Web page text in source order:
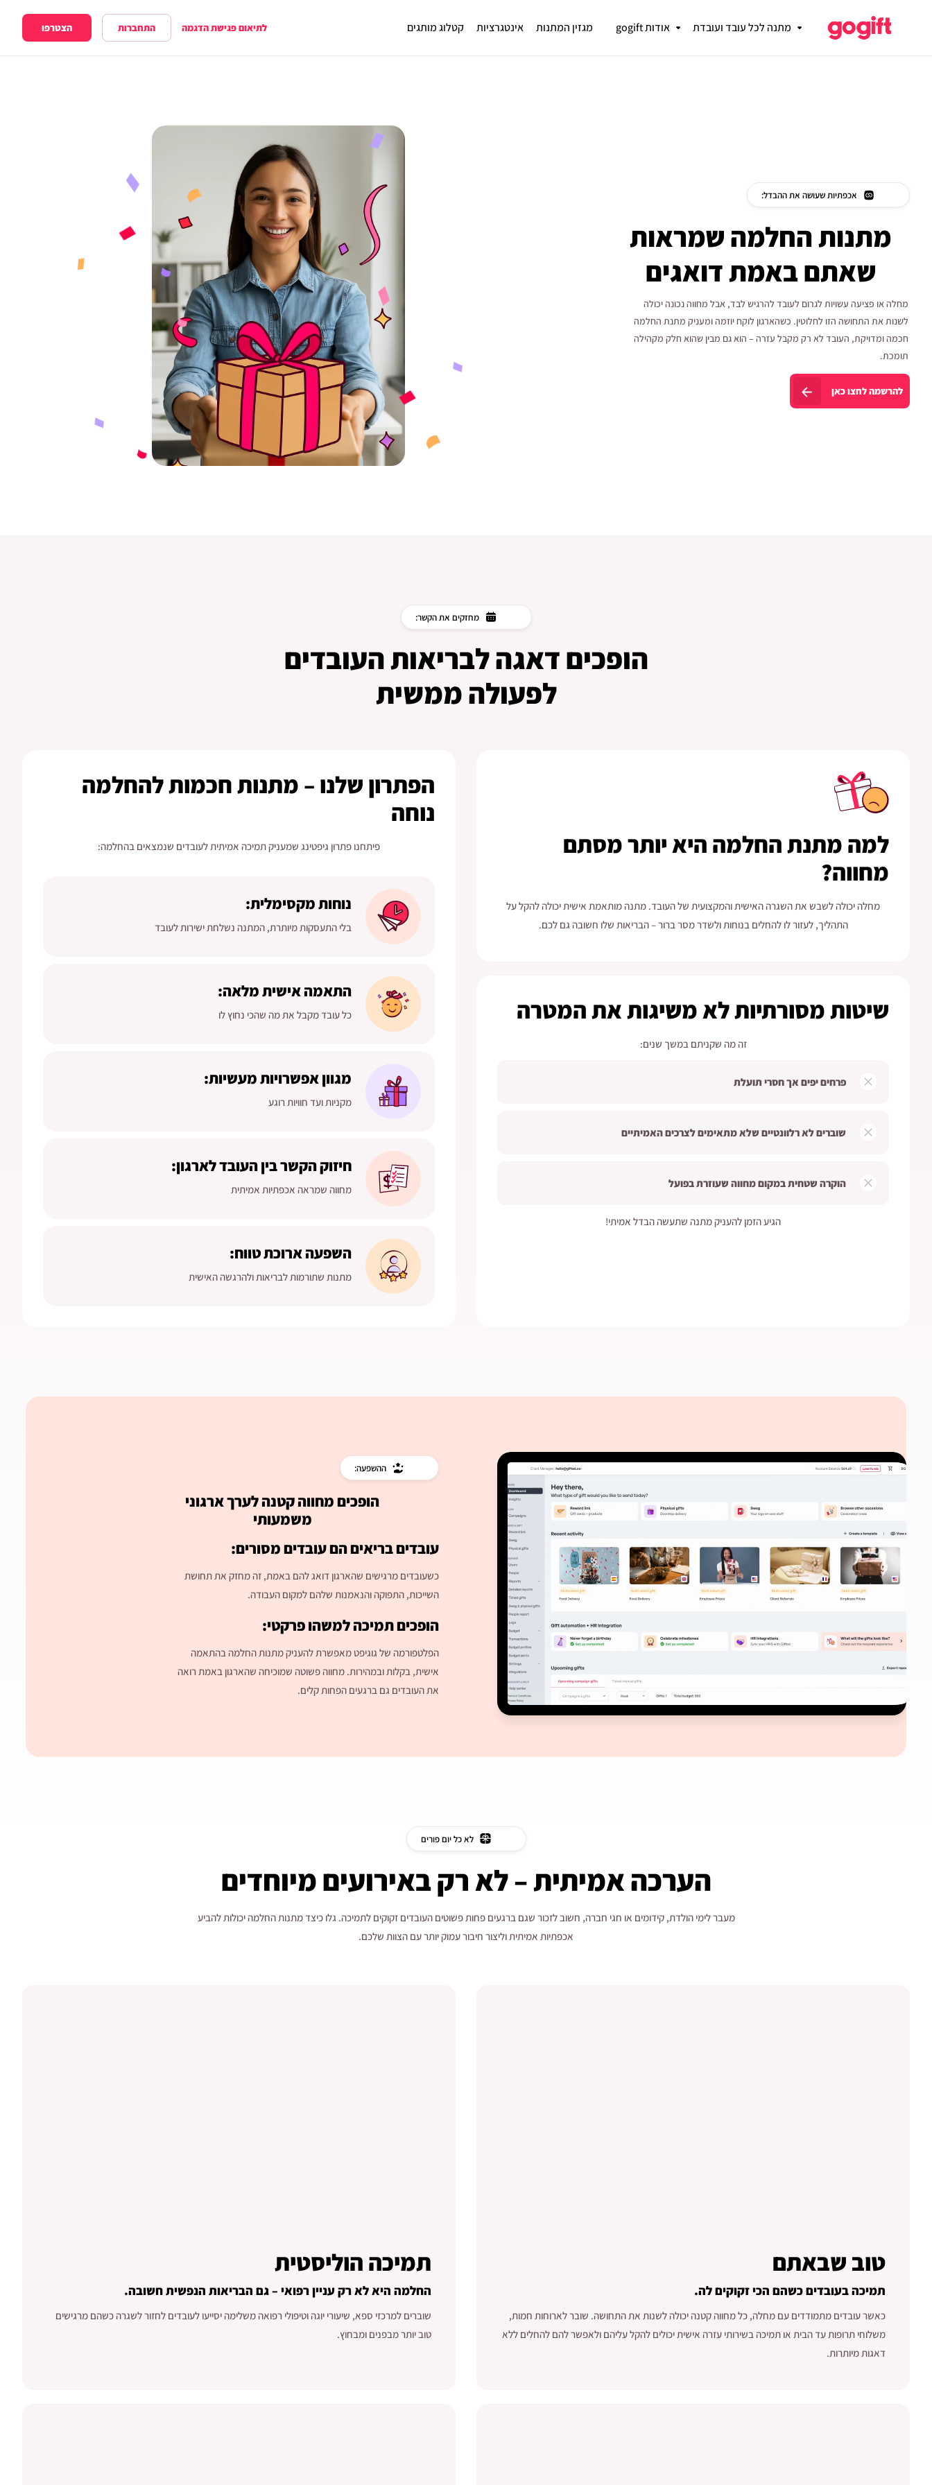
מתנה לכל עובד ועובדת אודות gogift מגזין המתנות אינטגרציות קטלוג מותגים לתיאום פגישת הדגמה התחברות הצטרפו
אכפתיות שעושה את ההבדל:
מתנות החלמה שמראות
שאתם באמת דואגים
מחלה או פציעה עשויות לגרום לעובד להרגיש לבד, אבל מחווה נכונה יכולה
לשנות את התחושה הזו לחלוטין. כשהארגון לוקח יוזמה ומעניק מתנת החלמה
חכמה ומדויקת, העובד לא רק מקבל עזרה – הוא גם מבין שהוא חלק מקהילה
תומכת.
להרשמה לחצו כאן
מחזקים את הקשר:
הופכים דאגה לבריאות העובדים
לפעולה ממשית
למה מתנת החלמה היא יותר מסתם
מחווה?
מחלה יכולה לשבש את השגרה האישית והמקצועית של העובד. מתנה מותאמת אישית יכולה להקל על
התהליך, לעזור לו להחלים בנוחות ולשדר מסר ברור – הבריאות שלו חשובה גם לכם.
שיטות מסורתיות לא משיגות את המטרה
זה מה שקניתם במשך שנים:
פרחים יפים אך חסרי תועלת
שוברים לא רלוונטיים שלא מתאימים לצרכים האמיתיים
הוקרה שטחית במקום מחווה שעוזרת בפועל
הגיע הזמן להעניק מתנה שתעשה הבדל אמיתי!
הפתרון שלנו – מתנות חכמות להחלמה
נוחה
פיתחנו פתרון גיפטינג שמעניק תמיכה אמיתית לעובדים שנמצאים בהחלמה:
נוחות מקסימלית:
בלי התעסקות מיותרת, המתנה נשלחת ישירות לעובד
התאמה אישית מלאה:
כל עובד מקבל את מה שהכי נחוץ לו
מגוון אפשרויות מעשיות:
מקניות ועד חוויות רוגע
חיזוק הקשר בין העובד לארגון:
מחווה שמראה אכפתיות אמיתית
השפעה ארוכת טווח:
מתנות שתורמות לבריאות ולהרגשה האישית
ההשפעה:
הופכים מחווה קטנה לערך ארגוני
משמעותי
עובדים בריאים הם עובדים מסורים:
כשעובדים מרגישים שהארגון דואג להם באמת, זה מחזק את תחושת
השייכות, התפוקה והנאמנות שלהם למקום העבודה.
הופכים תמיכה למשהו פרקטי:
הפלטפורמה של גוגיפט מאפשרת להעניק מתנות החלמה בהתאמה
אישית, בקלות ובמהירות. מחווה פשוטה שמוכיחה שהארגון באמת רואה
את העובדים גם ברגעים הפחות קלים.
לא כל יום פורים
הערכה אמיתית – לא רק באירועים מיוחדים
מעבר לימי הולדת, קידומים או חגי חברה, חשוב לזכור שגם ברגעים פחות פשוטים העובדים זקוקים לתמיכה. גלו כיצד מתנות החלמה יכולות להביע
אכפתיות אמיתית וליצור חיבור עמוק יותר עם הצוות שלכם.
טוב שבאתם
תמיכה בעובדים כשהם הכי זקוקים לה.
כאשר עובדים מתמודדים עם מחלה, כל מחווה קטנה יכולה לשנות את התחושה. שובר לארוחות חמות,
משלוחי תרופות עד הבית או תמיכה בשירותי עזרה אישית יכולים להקל עליהם ולאפשר להם להחלים ללא
דאגות מיותרות.
תמיכה הוליסטית
החלמה היא לא רק עניין רפואי – גם הבריאות הנפשית חשובה.
שוברים למרכזי ספא, שיעורי יוגה וטיפולי רפואה משלימה יסייעו לעובדים לחזור לשגרה כשהם מרגישים
טוב יותר מבפנים ומבחוץ.